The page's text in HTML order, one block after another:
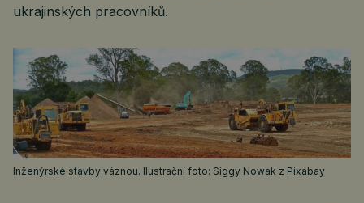
ukrajinských pracovníků.
Inženýrské stavby váznou. Ilustrační foto: Siggy Nowak z Pixabay